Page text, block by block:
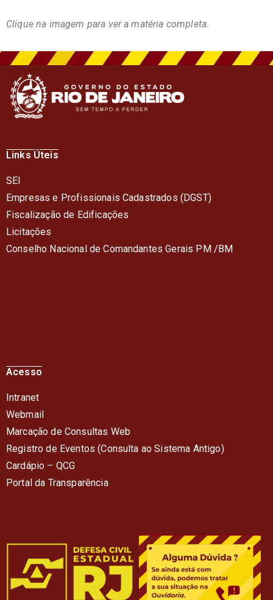
Clique na imagem para ver a matéria completa.
Links Úteis
SEI
Empresas e Profissionais Cadastrados (DGST)
Fiscalização de Edificações
Licitações
Conselho Nacional de Comandantes Gerais PM /BM
Acesso
Intranet
Webmail
Marcação de Consultas Web
Registro de Eventos (Consulta ao Sistema Antigo)
Cardápio – QCG
Portal da Transparência